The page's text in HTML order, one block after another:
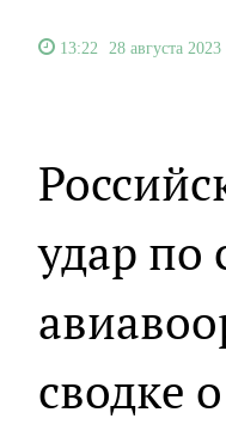
13:22 28 августа 2023
удар по
сводке